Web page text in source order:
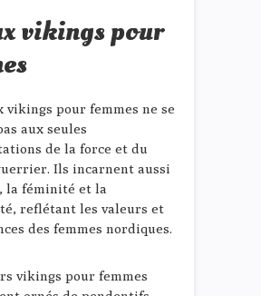
vikings pour
vikings pour femmes ne se
aux seules
de la force et du
Ils incarnent aussi
la féminité et la
reflétant les valeurs et
des femmes nordiques.
vikings pour femmes